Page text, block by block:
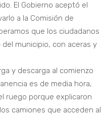
El Gobierno aceptó el
a la Comisión de
que los ciudadanos
municipio, con aceras y
y descarga al comienzo
es de media hora,
ruego porque explicaron
camiones que acceden al